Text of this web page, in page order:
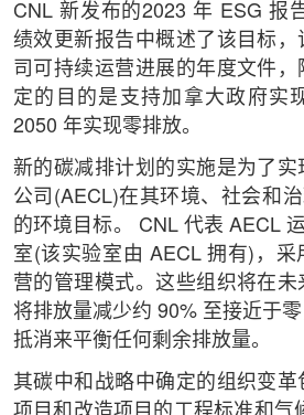
CNL 新发布的2023 年 ESG 报
绩效更新报告中概述了该目标
司可持续运营进展的年度文件，
定的目的是支持加拿大政府实
2050 年实现零排放。
新的碳减排计划的实施是为了
公司(AECL)在其环境、社会和
的环境目标。 CNL 代表 AECL
室(该实验室由 AECL 拥有)，采
营的管理模式。这些组织将在未
将排放量减少约 90% 至接近于
抵消来平衡任何剩余排放量。
其碳中和战略中确定的组织变